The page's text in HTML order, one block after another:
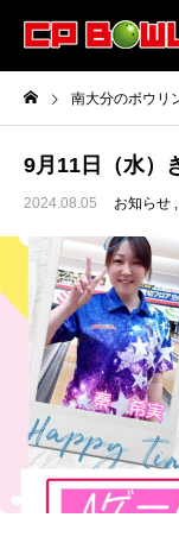
南大分のボウリ
9月11日（水）
2024.08.05 お知らせ